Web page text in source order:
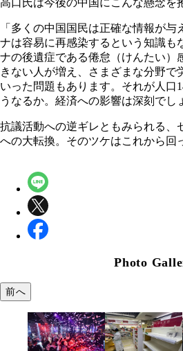
高口氏は今後の中国にこんな懸念を
「多くの中国国民は正確な情報が
ナは容易に再感染するという知識も
ナの後遺症である倦怠（けんたい）
きない人が増え、さまざまな分野で
いった問題もあります。それが人口
うなるか。経済への影響は深刻でし
抗議活動への逆ギレともみられる、
への大転換。そのツケはこれから回
Photo
前へ